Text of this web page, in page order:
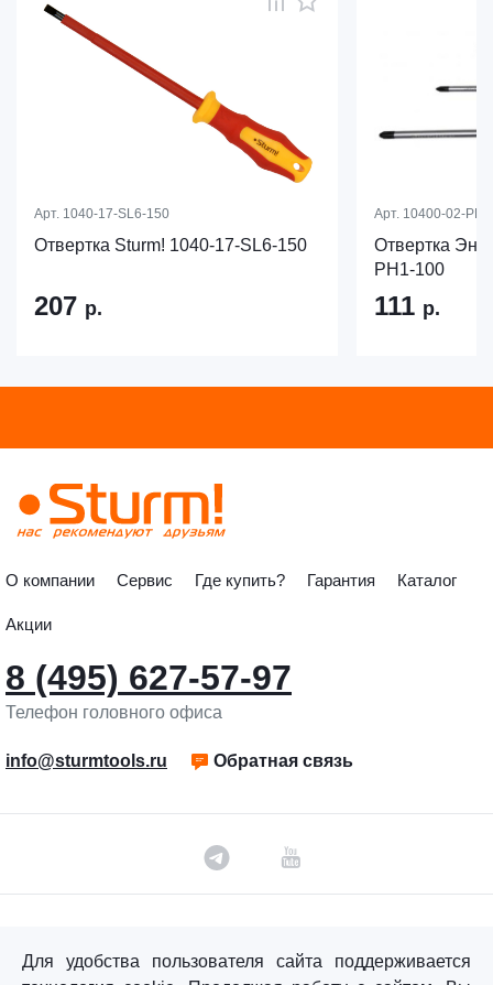
Арт. 1040-17-SL6-150
Отвертка Sturm! 1040-17-SL6-150
207 р.
Арт. 10400-02-
Отвертка
PH1-100
111 р.
О компании Сервис Где купить? Гарантия Каталог
Акции
8 (495) 627-57-97
Телефон головного офиса
info@sturmtools.ru Обратная связь
Все права защищены.
Для удобства пользователя сайта поддерживается